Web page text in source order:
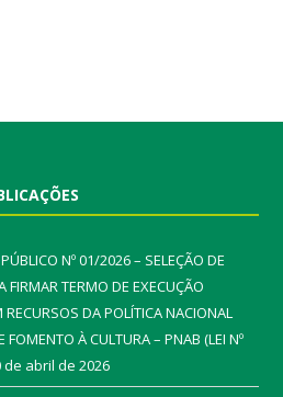
Nº 01/2026 – SELEÇÃO DE
FIRMAR TERMO DE EXECUÇÃO
RECURSOS DA POLÍTICA NACIONAL
FOMENTO À CULTURA – PNAB (LEI Nº
de abril de 2026